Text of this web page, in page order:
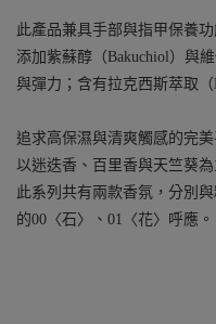
此產品兼具手部與指甲保養功
添加紫蘇醇（Bakuchiol）與
與彈力；含有拉克西斯萃取（
追求高保濕與清爽觸感的完
以迷迭香、百里香與天竺葵
此系列共有兩款香氛，分別與
的00〈石〉、01〈花〉呼應。